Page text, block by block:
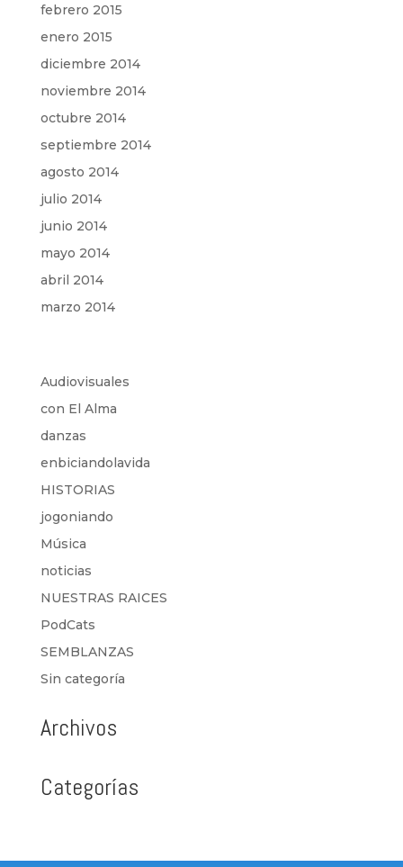
febrero 2015
enero 2015
diciembre 2014
noviembre 2014
octubre 2014
septiembre 2014
agosto 2014
julio 2014
junio 2014
mayo 2014
abril 2014
marzo 2014
Audiovisuales
con El Alma
danzas
enbiciandolavida
HISTORIAS
jogoniando
Música
noticias
NUESTRAS RAICES
PodCats
SEMBLANZAS
Sin categoría
Archivos
Categorías